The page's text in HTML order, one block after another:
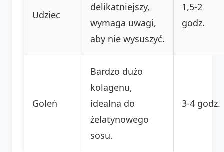
Udziec
delikatniejszy,
wymaga uwagi,
aby nie wysuszyć.
1,5-2
godz.
Goleń
Bardzo dużo
kolagenu,
idealna do
żelatynowego
sosu.
3-4 godz.